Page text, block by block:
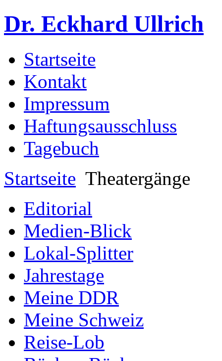
Dr. Eckhard Ullrich
Startseite
Kontakt
Impressum
Haftungsausschluss
Tagebuch
Startseite Theatergänge
Editorial
Medien-Blick
Lokal-Splitter
Jahrestage
Meine DDR
Meine Schweiz
Reise-Lob